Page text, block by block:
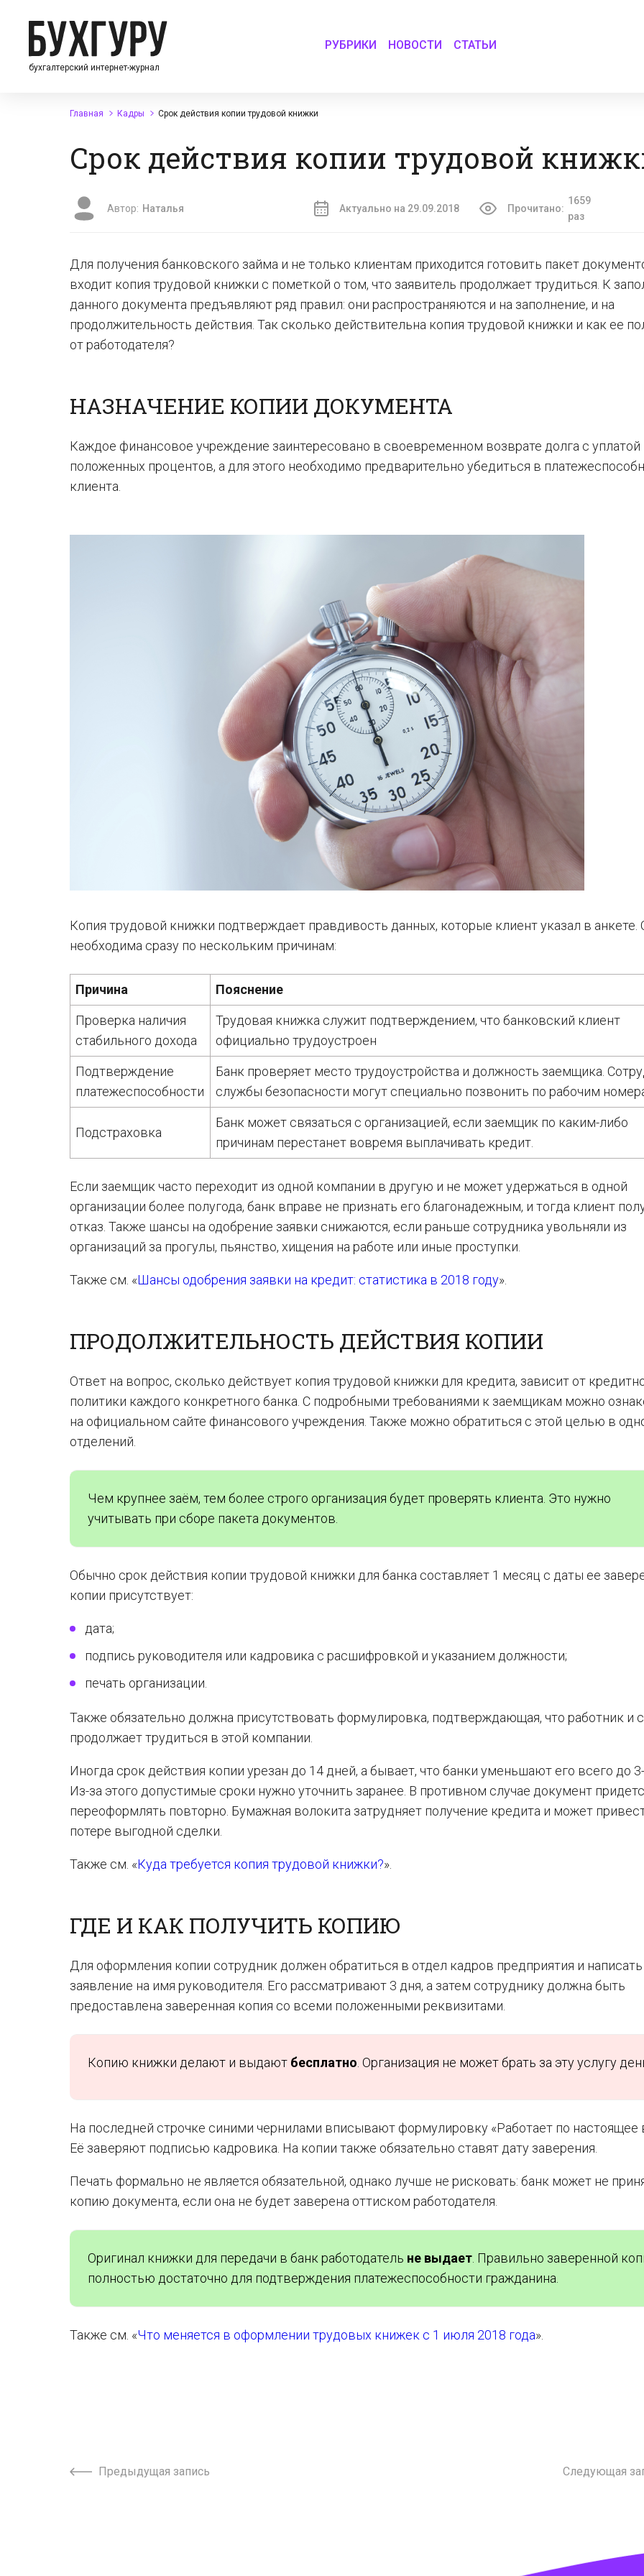
бухгалтерский интернет-журнал
РУБРИКИ НОВОСТИ СТАТЬИ
Главная Кадры Срок действия копии трудовой книжки
Срок действия копии трудовой
Автор: Наталья Актуально на 29.09.2018 Прочитано:
1659
раз
Для получения банковского займа и не только клиентам приходится готовить пакет
входит копия трудовой книжки с пометкой о том, что заявитель продолжает трудиться. К
данного документа предъявляют ряд правил: они распространяются и на заполнение, и на
продолжительность действия. Так сколько действительна копия трудовой книжки и как ее
от работодателя?
НАЗНАЧЕНИЕ КОПИИ ДОКУМЕНТА
Каждое финансовое учреждение заинтересовано в своевременном возврате долга с уплатой
положенных процентов, а для этого необходимо предварительно убедиться в
клиента.
Копия трудовой книжки подтверждает правдивость данных, которые клиент указал в анкете.
необходима сразу по нескольким причинам:
Причина Пояснение
Проверка наличия
стабильного дохода
Трудовая книжка служит подтверждением, что банковский клиент
официально трудоустроен
Подтверждение
платежеспособности
Банк проверяет место трудоустройства и должность заемщика.
службы безопасности могут специально позвонить по рабочим
Подстраховка
Банк может связаться с организацией, если заемщик по каким-либо
причинам перестанет вовремя выплачивать кредит.
Если заемщик часто переходит из одной компании в другую и не может удержаться в одной
организации более полугода, банк вправе не признать его благонадежным, и тогда клиент
отказ. Также шансы на одобрение заявки снижаются, если раньше сотрудника увольняли из
организаций за прогулы, пьянство, хищения на работе или иные проступки.
Также см. «Шансы одобрения заявки на кредит: статистика в 2018 году».
ПРОДОЛЖИТЕЛЬНОСТЬ ДЕЙСТВИЯ КОПИИ
Ответ на вопрос, сколько действует копия трудовой книжки для кредита, зависит от
политики каждого конкретного банка. С подробными требованиями к заемщикам можно
на официальном сайте финансового учреждения. Также можно обратиться с этой целью в
отделений.
Чем крупнее заём, тем более строго организация будет проверять клиента. Это нужно
учитывать при сборе пакета документов.
Обычно срок действия копии трудовой книжки для банка составляет 1 месяц с даты ее
копии присутствует:
дата;
подпись руководителя или кадровика с расшифровкой и указанием должности;
печать организации.
Также обязательно должна присутствовать формулировка, подтверждающая, что работник и
продолжает трудиться в этой компании.
Иногда срок действия копии урезан до 14 дней, а бывает, что банки уменьшают его всего до
Из-за этого допустимые сроки нужно уточнить заранее. В противном случае документ
переоформлять повторно. Бумажная волокита затрудняет получение кредита и может
потере выгодной сделки.
Также см. «Куда требуется копия трудовой книжки?».
ГДЕ И КАК ПОЛУЧИТЬ КОПИЮ
Для оформления копии сотрудник должен обратиться в отдел кадров предприятия и написать
заявление на имя руководителя. Его рассматривают 3 дня, а затем сотруднику должна быть
предоставлена заверенная копия со всеми положенными реквизитами.
Копию книжки делают и выдают бесплатно . Организация не может брать за эту услугу
На последней строчке синими чернилами вписывают формулировку «Работает по настоящее
Её заверяют подписью кадровика. На копии также обязательно ставят дату заверения.
Печать формально не является обязательной, однако лучше не рисковать: банк может не
копию документа, если она не будет заверена оттиском работодателя.
Оригинал книжки для передачи в банк работодатель не выдает . Правильно заверенной
полностью достаточно для подтверждения платежеспособности гражданина.
Также см. «Что меняется в оформлении трудовых книжек с 1 июля 2018 года».
Предыдущая запись Следующая